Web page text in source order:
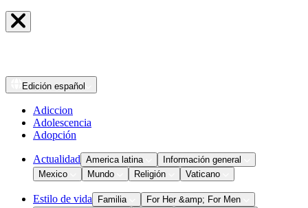
Edición español
Adiccion
Adolescencia
Adopción
Actualidad America latina
Información general
Mexico
Mundo Religión Vaticano
Estilo de vida Familia
For Her &amp; For Men